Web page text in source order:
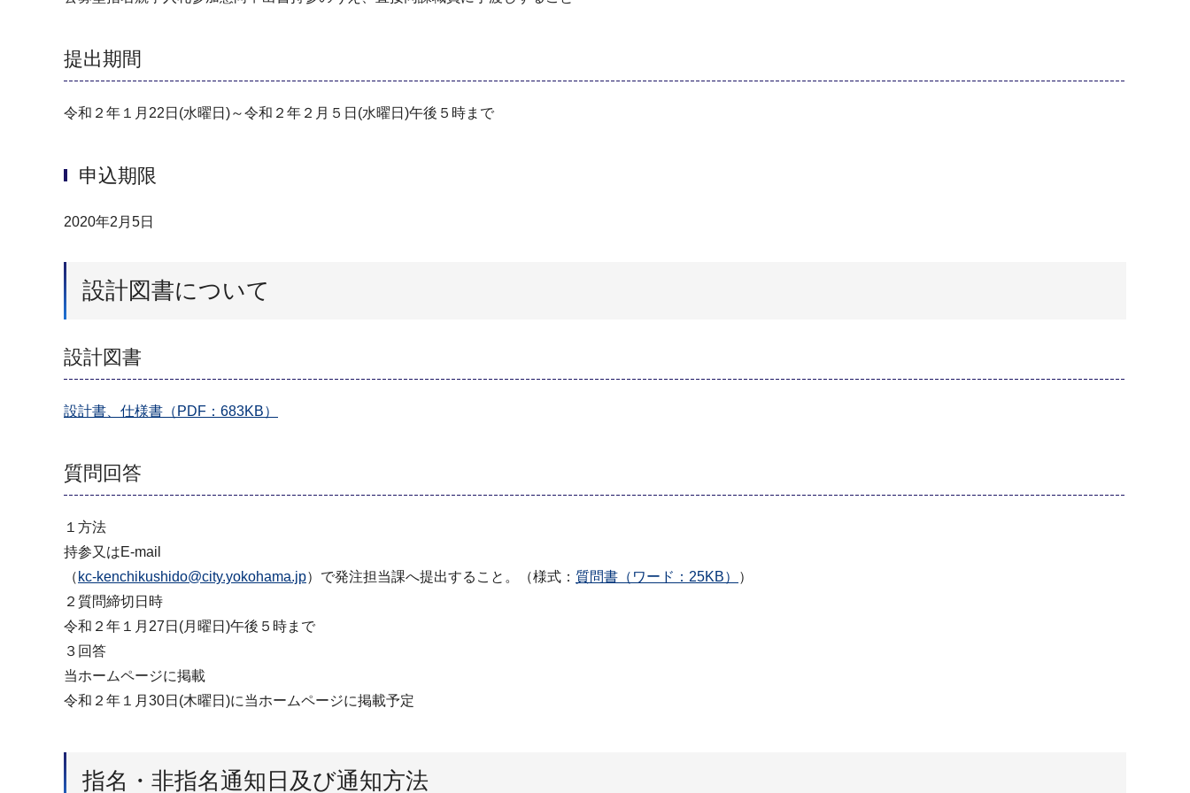
提出期間
令和２年１月22日(水曜日)～令和２年２月５日(水曜日)午後５時まで
申込期限
2020年2月5日
設計図書について
設計図書
設計書、仕様書（PDF：683KB）
質問回答
１方法
持参又はE-mail
（ kc-kenchikushido@city.yokohama.jp）で発注担当課へ提出すること。（様式： 質問書（ワード：25KB）
）
２質問締切日時
令和２年１月27日(月曜日)午後５時まで
３回答
当ホームページに掲載
令和２年１月30日(木曜日)に当ホームページに掲載予定
指名・非指名通知日及び通知方法